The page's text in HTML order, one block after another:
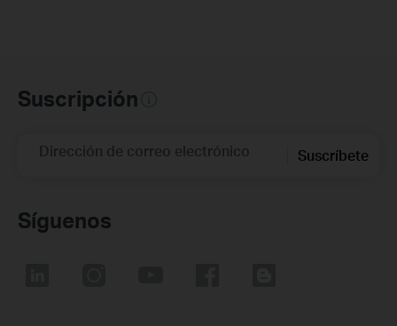
Suscripción
Dirección de correo electrónico Suscríbete
Síguenos